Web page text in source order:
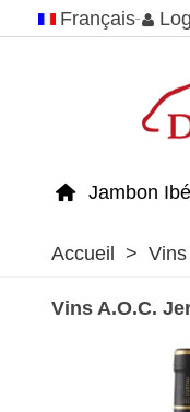
Français
Jambon
Accueil > Vins
Vins A.O.C.